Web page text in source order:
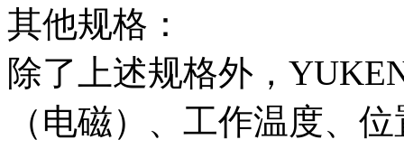
其他规格：
除了上述规格外，
（电磁）、工作温度、